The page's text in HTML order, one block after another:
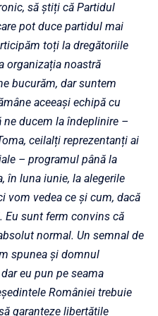
să știți că Partidul
pot duce partidul mai
toți la dregătoriile
organizația noastră
bucurăm, dar suntem
aceeași echipă cu
ducem la îndeplinire –
ceilalți reprezentanți ai
– programul până la
în luna iunie, la alegerile
vom vedea ce și cum, dacă
Eu sunt ferm convins că
normal. Un semnal de
spunea și domnul
eu pun pe seama
României trebuie
garanteze libertățile